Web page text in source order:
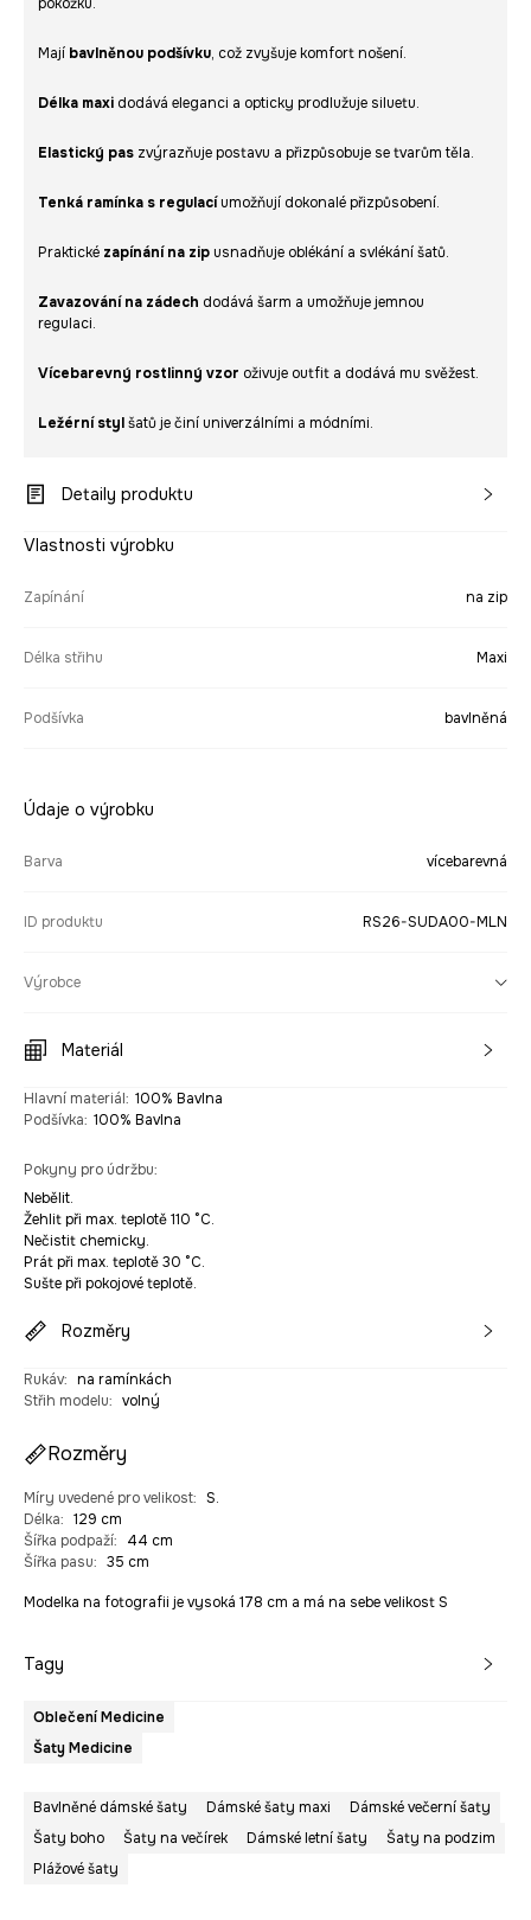
Mají bavlněnou podšívku, což zvyšuje komfort nošení.
Délka maxi dodává eleganci a opticky prodlužuje siluetu.
Elastický pas zvýrazňuje postavu a přizpůsobuje se tvarům těla.
Tenká ramínka s regulacíumožňují dokonalé přizpůsobení.
Praktické zapínání na zip usnadňuje oblékání a svlékání šatů.
Zavazování na zádech dodává šarm a umožňuje jemnou
regulaci.
Vícebarevný rostlinný vzor oživuje outfit a dodává mu svěžest.
Ležérní stylšatů je činí univerzálními a módními.
Detaily produktu
Vlastnosti výrobku
Zapínání na zip
Délka střihu Maxi
Podšívka bavlněná
Údaje o výrobku
Barva vícebarevná
ID produktu RS26-SUDA00-MLN
Výrobce
Materiál
Hlavní materiál: 100% Bavlna
Podšívka: 100% Bavlna
Pokyny pro údržbu:
Nebělit.
Žehlit při max. teplotě 110 °C.
Nečistit chemicky.
Prát při max. teplotě 30 °C.
Sušte při pokojové teplotě.
Rozměry
Rukáv: na ramínkách
Střih modelu: volný
Rozměry
Míry uvedené pro velikost: S.
Délka: 129 cm
Šířka podpaží:
44 cm
Šířka pasu: 35 cm
Modelka na fotografii je vysoká 178 cm a má na sebe velikost S
Tagy
Oblečení Medicine
Šaty Medicine
Bavlněné dámské šaty Dámské šaty maxi
Dámské večerní šaty
Šaty boho
Šaty na večírek Dámské letní šaty
Šaty na podzim
Plážové šaty